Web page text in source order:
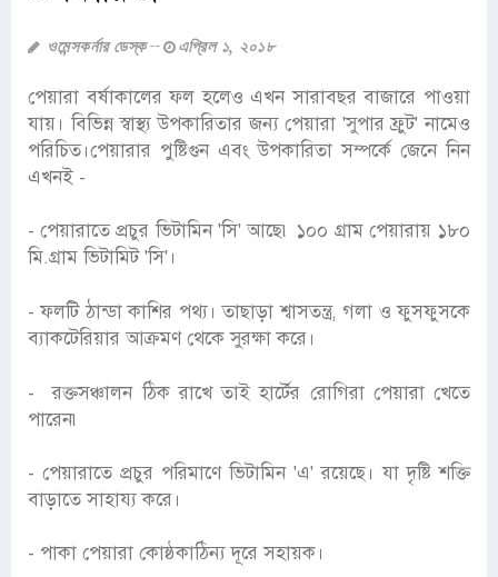
ওমেন্সকর্নার ডেস্ক এপ্রিল ১, ২০১৮
পেয়ারা বর্ষাকালের ফল হলেও এখন সারাবছর বাজারে পাওয়া
যায়। বিভিন্ন স্বাস্থ্য উপকারিতার জন্য পেয়ারা 'সুপার ফ্রুট' নামেও
পরিচিত।পেয়ারার পুষ্টিগুন এবং উপকারিতা সম্পর্কে জেনে নিন
এখনই -
- পেয়ারাতে প্রচুর ভিটামিন 'সি' আছে৷ ১০০ গ্রাম পেয়ারায় ১৮০
মি.গ্রাম ভিটামিট 'সি'।
- ফলটি ঠান্ডা কাশির পথ্য। তাছাড়া শ্বাসতন্ত্র, গলা ও ফুসফুসকে
ব্যাকটেরিয়ার আক্রমণ থেকে সুরক্ষা করে।
- রক্তসঞ্চালন ঠিক রাখে তাই হার্টের রোগিরা পেয়ারা খেতে
পারেন৷
- পেয়ারাতে প্রচুর পরিমাণে ভিটামিন 'এ' রয়েছে। যা দৃষ্টি শক্তি
বাড়াতে সাহায্য করে।
- পাকা পেয়ারা কোষ্ঠকাঠিন্য দূরে সহায়ক।